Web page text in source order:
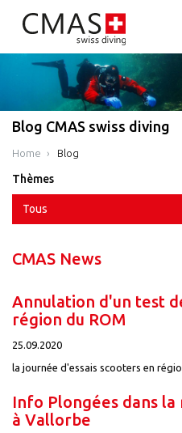
Blog CMAS swiss diving
Home Blog
Thèmes
Tous
CMAS News
Annulation d'un test
région du ROM
25.09.2020
la journée d'essais scooters en
Info Plongées dans la
à Vallorbe